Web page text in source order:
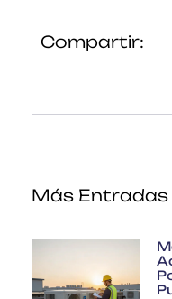
Compartir:
Más Entradas